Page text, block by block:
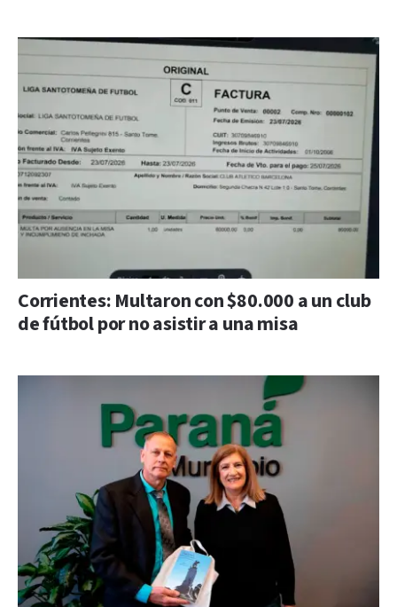
Corrientes: Multaron con $80.000 a un club
de fútbol por no asistir a una misa